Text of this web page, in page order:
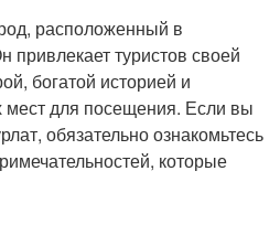
расположенный в
привлекает туристов своей
богатой историей и
для посещения. Если вы
обязательно ознакомьтесь
которые